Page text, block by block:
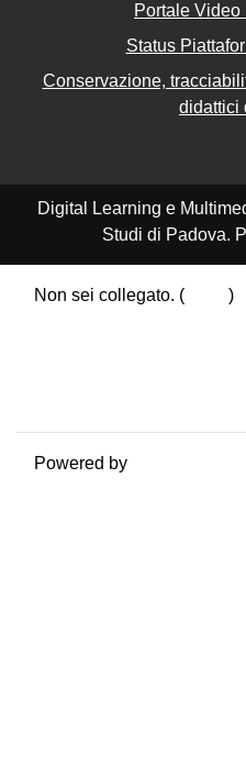
Portale
Status
Conservazione,
didattici
Digital Learning e
Studi di Padova.
Non sei collegato. (
)
Powered by